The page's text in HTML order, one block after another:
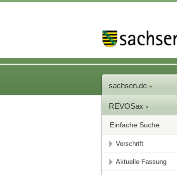
sachsen.de
REVOSax
Einfache Suche
Vorschrift
Aktuelle Fassung